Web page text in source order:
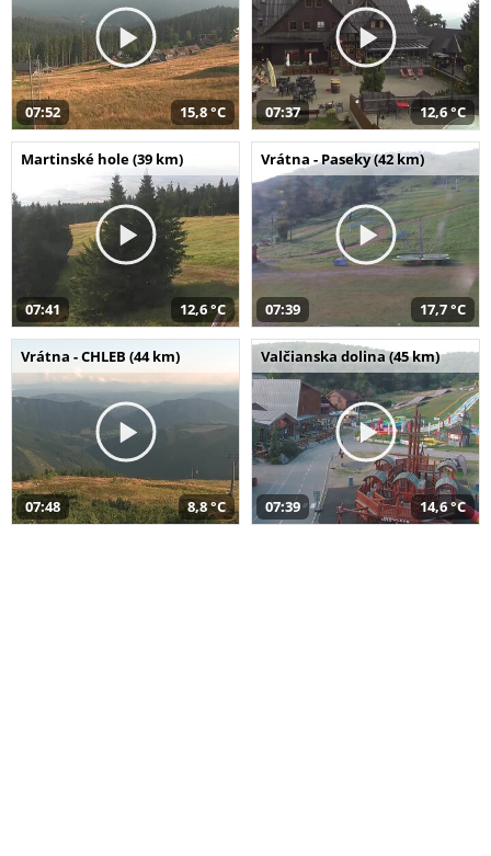
07:52 15,8 °C 07:37 12,6 °C
Martinské hole (39 km)
07:41 12,6 °C
Vrátna - Paseky (42 km)
07:39 17,7 °C
Vrátna - CHLEB (44 km)
07:48 8,8 °C
Valčianska dolina (45 km)
07:39 14,6 °C